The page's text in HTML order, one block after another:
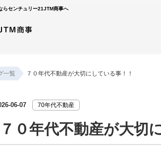
らセンチュリー21JTM商事へ
一覧 ７０年代不動産が大切にしている事！！
06-07 70年代不動産
７０年代不動産が大切